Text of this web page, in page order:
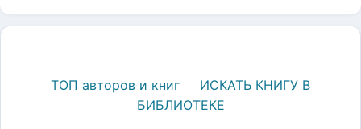
ТОП авторов и книг
ИСКАТЬ КНИГУ В
БИБЛИОТЕКЕ